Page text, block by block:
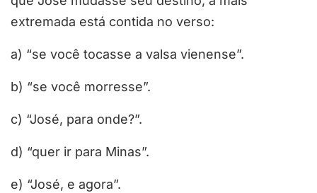
extremada está contida no verso:
a) “se você tocasse a valsa vienense”.
b) “se você morresse”.
c) “José, para onde?”.
d) “quer ir para Minas”.
e) “José, e agora”.